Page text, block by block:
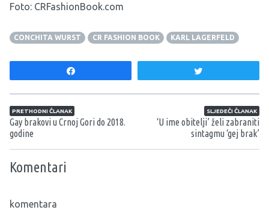
Foto: CRFashionBook.com
CONCHITA WURST CR FASHION BOOK KARL LAGERFELD
Navigacija članaka
PRETHODNI ČLANAK
Gay brakovi u Crnoj Gori do 2018.
godine
SLJEDEĆI ČLANAK
‘U ime obitelji’ želi zabraniti
sintagmu ‘gej brak’
Komentari
komentara